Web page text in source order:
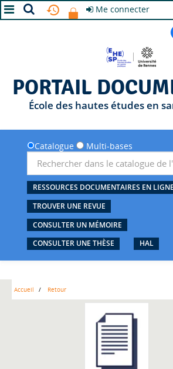
Me connecter
PORTAIL
École des hautes études en
Catalogue Multi-bases
RESSOURCES DOCUMENTAIRES EN LIGNE
TROUVER UNE REVUE
CONSULTER UN MÉMOIRE
CONSULTER UNE THÈSE
HAL
Accueil Retour